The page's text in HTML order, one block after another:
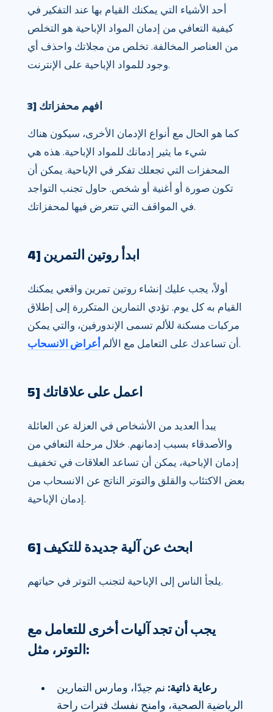
أحد الأشياء التي يمكنك القيام بها عند التفكير في
كيفية التعافي من إدمان المواد الإباحية هو التخلص
من العناصر المخالفة. تخلص من مجلاتك واحذف أي
وجود للمواد الإباحية على الإنترنت.
3] افهم محفزاتك
كما هو الحال مع أنواع الإدمان الأخرى، سيكون هناك
شيء ما يثير إدمانك للمواد الإباحية. هذه هي
المحفزات التي تجعلك تفكر في الإباحية. يمكن أن
تكون صورة أو أغنية أو شخص. حاول تجنب التواجد
في المواقف التي تتعرض فيها لمحفزاتك.
4] ابدأ روتين التمرين
أولاً، يجب عليك إنشاء روتين تمرين واقعي يمكنك
القيام به كل يوم. تؤدي التمارين المتكررة إلى إطلاق
مركبات مسكنة للألم تسمى الإندورفين، والتي يمكن
أن تساعدك على التعامل مع الألم أعراض الانسحاب .
5] اعمل على علاقاتك
يبدأ العديد من الأشخاص في العزلة عن العائلة
والأصدقاء بسبب إدمانهم. خلال مرحلة التعافي من
إدمان الإباحية، يمكن أن تساعد العلاقات في تخفيف
بعض الاكتئاب والقلق والتوتر الناتج عن الانسحاب من
إدمان الإباحية.
6] ابحث عن آلية جديدة للتكيف
يلجأ الناس إلى الإباحية لتجنب التوتر في حياتهم.
يجب أن تجد آليات أخرى للتعامل مع
التوتر، مثل:
رعاية ذاتية: نم جيدًا، ومارس التمارين
الرياضية الصحية، وامنح نفسك فترات راحة